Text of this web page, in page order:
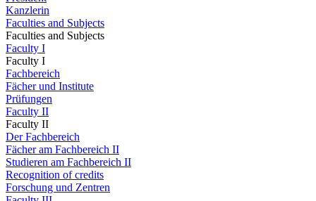
Kanzlerin
Faculties and Subjects
Faculties and Subjects
Faculty I
Faculty I
Fachbereich
Fächer und Institute
Prüfungen
Faculty II
Faculty II
Der Fachbereich
Fächer am Fachbereich II
Studieren am Fachbereich II
Recognition of credits
Forschung und Zentren